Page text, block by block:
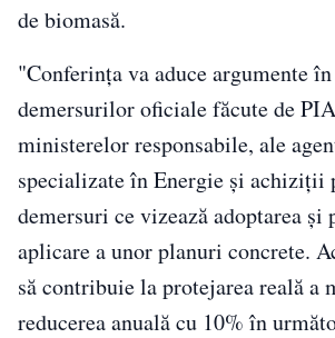
de biomasă.
"Conferinţa va aduce argumente
demersurilor oficiale făcute de
ministerelor responsabile, ale
specializate în Energie şi achiziţii
demersuri ce vizează adoptarea şi
aplicare a unor planuri concrete.
să contribuie la protejarea reală a
reducerea anuală cu 10% în